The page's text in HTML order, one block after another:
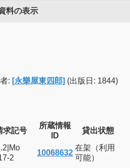
料の表示
: [永樂屋東四郎] (出版日: 1844)
求記号
所蔵情報
ID
貸出状態
2
10068632
在架（利用
可能）